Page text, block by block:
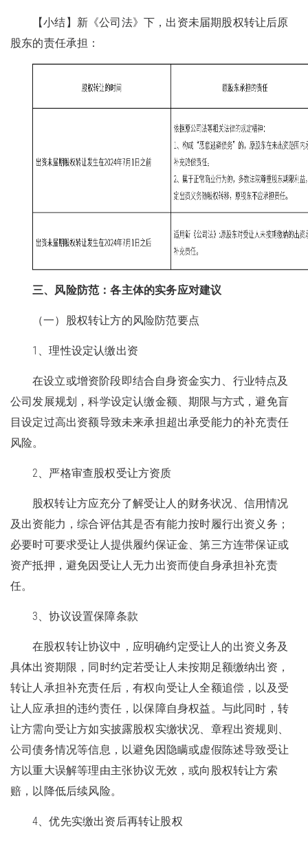
【小结】新《公司法》下，出资未届期股权转让后原
股东的责任承担：
三、风险防范：各主体的实务应对建议
（一）股权转让方的风险防范要点
1、理性设定认缴出资
在设立或增资阶段即结合自身资金实力、行业特点及
公司发展规划，科学设定认缴金额、期限与方式，避免盲
目设定过高出资额导致未来承担超出承受能力的补充责任
风险。
2、严格审查股权受让方资质
股权转让方应充分了解受让人的财务状况、信用情况
及出资能力，综合评估其是否有能力按时履行出资义务；
必要时可要求受让人提供履约保证金、第三方连带保证或
资产抵押，避免因受让人无力出资而使自身承担补充责
任。
3、协议设置保障条款
在股权转让协议中，应明确约定受让人的出资义务及
具体出资期限，同时约定若受让人未按期足额缴纳出资，
转让人承担补充责任后，有权向受让人全额追偿，以及受
让人应承担的违约责任，以保障自身权益。与此同时，转
让方需向受让方如实披露股权实缴状况、章程出资规则、
公司债务情况等信息，以避免因隐瞒或虚假陈述导致受让
方以重大误解等理由主张协议无效，或向股权转让方索
赔，以降低后续风险。
4、优先实缴出资后再转让股权